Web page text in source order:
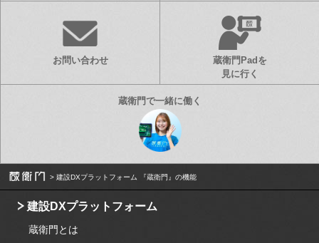
お問い合わせ
蔵衛門Padを
見に行く
建設DXプラットフォーム 『蔵衛門』の機能
建設DXプラットフォーム
蔵衛門とは